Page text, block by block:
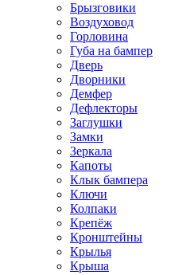
Брызговики
Воздуховод
Горловина
Губа на бампер
Дверь
Дворники
Демфер
Дефлекторы
Заглушки
Замки
Зеркала
Капоты
Клык бампера
Ключи
Колпаки
Крепёж
Кронштейны
Крылья
Крыша